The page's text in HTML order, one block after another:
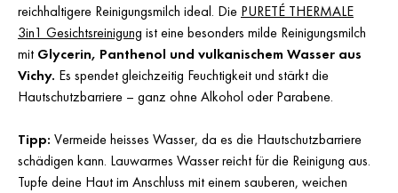
reichhaltigere Reinigungsmilch ideal. Die PURETÉ THERMALE
3in1 Gesichtsreinigung ist eine besonders milde Reinigungsmilch
mit Glycerin, Panthenol und vulkanischem Wasser aus
Vichy. Es spendet gleichzeitig Feuchtigkeit und stärkt die
Hautschutzbarriere – ganz ohne Alkohol oder Parabene.
Tipp: Vermeide heisses Wasser, da es die Hautschutzbarriere
schädigen kann. Lauwarmes Wasser reicht für die Reinigung aus.
Tupfe deine Haut im Anschluss mit einem sauberen, weichen